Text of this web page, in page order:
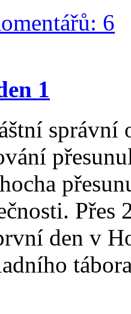
6
1
správní
Přes
den v